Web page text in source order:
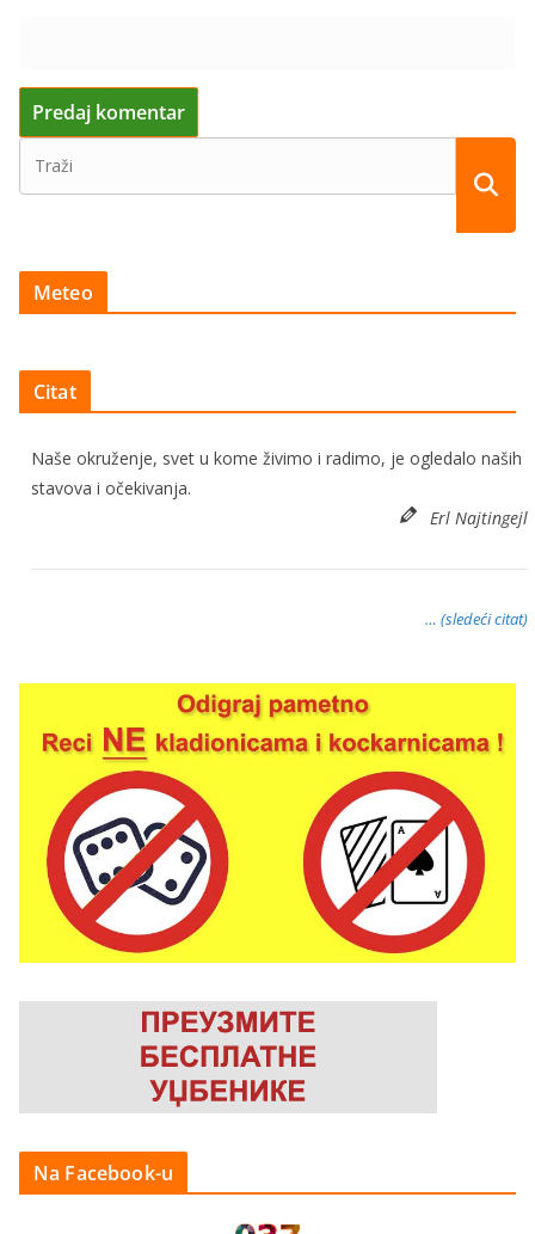
Meteo
Citat
Naše okruženje, svet u kome živimo i radimo, je ogledalo naših
stavova i očekivanja.
Erl Najtingejl
… (sledeći citat)
Na Facebook-u